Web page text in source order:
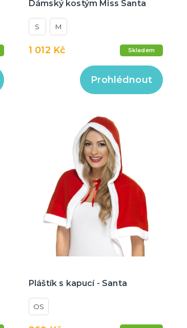
Dámský kostým Miss Santa
S M
1 012 Kč Skladem
Prohlédnout
Pláštík s kapucí - Santa
OS